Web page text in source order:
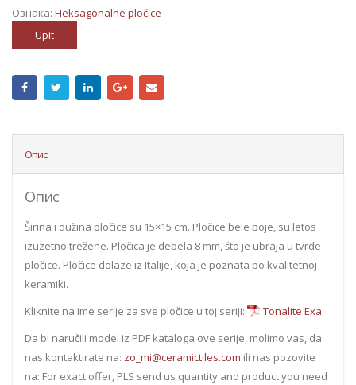
Ознака: Heksagonalne pločice
Upit
Опис
Опис
Širina i dužina pločice su 15×15 cm. Pločice bele boje, su letos
izuzetno trežene. Pločica je debela 8 mm, što je ubraja u tvrde
pločice. Pločice dolaze iz Italije, koja je poznata po kvalitetnoj
keramiki.
Kliknite na ime serije za sve pločice u toj seriji:
Tonalite Exa
Da bi naručili model iz PDF kataloga ove serije, molimo vas, da
nas kontaktirate na: zo_mi@ceramictiles.com ili nas pozovite
na: For exact offer, PLS send us quantity and product you need